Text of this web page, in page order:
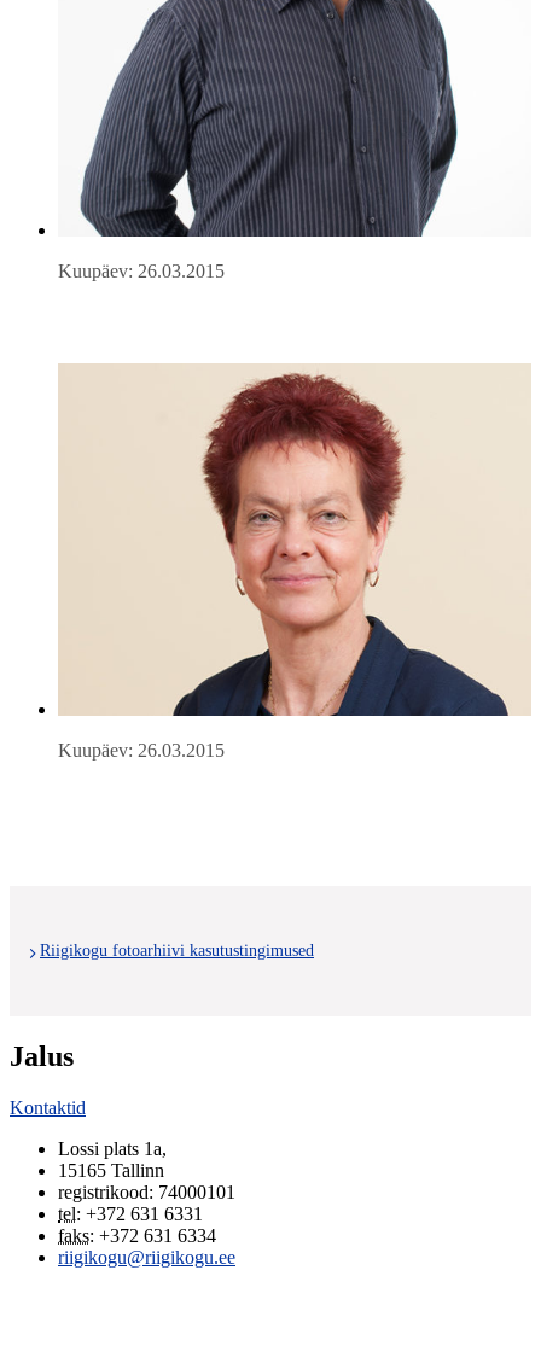
Kuupäev: 26.03.2015
Kuupäev: 26.03.2015
Riigikogu fotoarhiivi kasutustingimused
Jalus
Kontaktid
Lossi plats 1a,
15165 Tallinn
registrikood: 74000101
tel: +372 631 6331
faks: +372 631 6334
riigikogu@riigikogu.ee